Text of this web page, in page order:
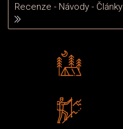
Recenze - Návody - Články